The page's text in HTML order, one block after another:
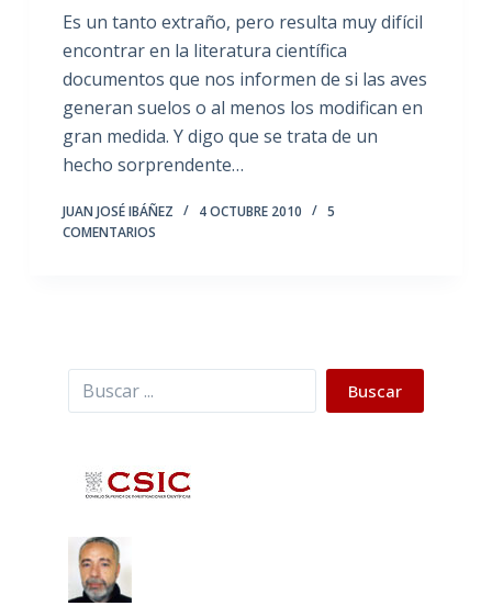
Es un tanto extraño, pero resulta muy difícil
encontrar en la literatura científica
documentos que nos informen de si las aves
generan suelos o al menos los modifican en
gran medida. Y digo que se trata de un
hecho sorprendente…
JUAN JOSÉ IBÁÑEZ 4 OCTUBRE 2010
5
COMENTARIOS
Buscar Buscar